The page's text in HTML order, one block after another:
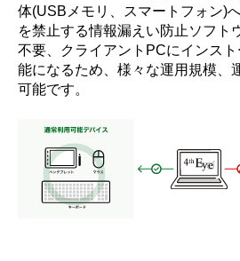
体(USBメモリ、スマートフォン)
を禁止する情報漏えい防止ソフト
不要、クライアントPCにインス
能になるため、様々な運用規模、
可能です。